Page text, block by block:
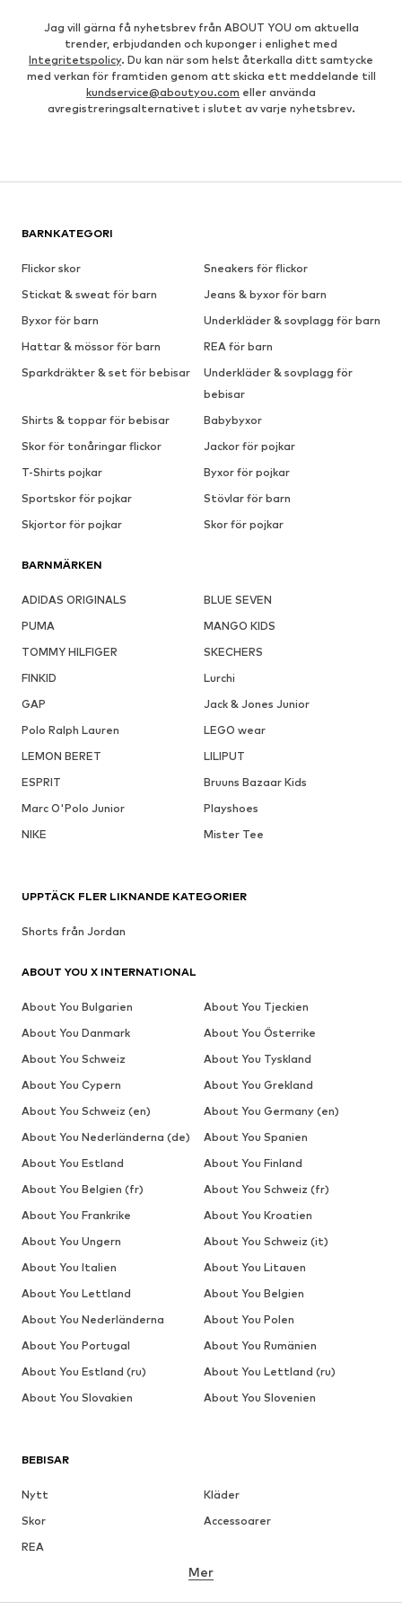
Jag vill gärna få nyhetsbrev från ABOUT YOU om aktuella
trender, erbjudanden och kuponger i enlighet med
Integritetspolicy. Du kan när som helst återkalla ditt samtycke
med verkan för framtiden genom att skicka ett meddelande till
kundservice@aboutyou.com eller använda
avregistreringsalternativet i slutet av varje nyhetsbrev.
BARNKATEGORI
Flickor skor
Sneakers för flickor
Stickat & sweat för barn
Jeans & byxor för barn
Byxor för barn
Underkläder & sovplagg för barn
Hattar & mössor för barn
REA för barn
Sparkdräkter & set för bebisar
Underkläder & sovplagg för
bebisar
Shirts & toppar för bebisar
Babybyxor
Skor för tonåringar flickor
Jackor för pojkar
T-Shirts pojkar
Byxor för pojkar
Sportskor för pojkar
Stövlar för barn
Skjortor för pojkar
Skor för pojkar
BARNMÄRKEN
ADIDAS ORIGINALS
BLUE SEVEN
PUMA
MANGO KIDS
TOMMY HILFIGER
SKECHERS
FINKID
Lurchi
GAP
Jack & Jones Junior
Polo Ralph Lauren
LEGO wear
LEMON BERET
LILIPUT
ESPRIT
Bruuns Bazaar Kids
Marc O'Polo Junior
Playshoes
NIKE
Mister Tee
BEBISAR
Nytt
Kläder
Skor
Accessoarer
REA
Mer
UPPTÄCK FLER LIKNANDE KATEGORIER
Shorts från Jordan
ABOUT YOU X INTERNATIONAL
About You Bulgarien
About You Tjeckien
About You Danmark
About You Österrike
About You Schweiz
About You Tyskland
About You Cypern
About You Grekland
About You Schweiz (en)
About You Germany (en)
About You Nederländerna (de)
About You Spanien
About You Estland
About You Finland
About You Belgien (fr)
About You Schweiz (fr)
About You Frankrike
About You Kroatien
About You Ungern
About You Schweiz (it)
About You Italien
About You Litauen
About You Lettland
About You Belgien
About You Nederländerna
About You Polen
About You Portugal
About You Rumänien
About You Estland (ru)
About You Lettland (ru)
About You Slovakien
About You Slovenien